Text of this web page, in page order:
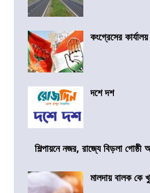
কংগ্রেসের
দশে দশ
শিল্পায়নে নজর, রাজ্যে বিড়লা গোষ্ঠী
মালদায় বালক কে